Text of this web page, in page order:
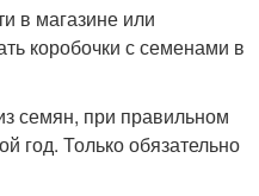
в магазине или
коробочки с семенами в
семян, при правильном
год. Только обязательно